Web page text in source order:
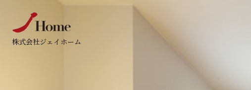
株式会社ジェイホーム